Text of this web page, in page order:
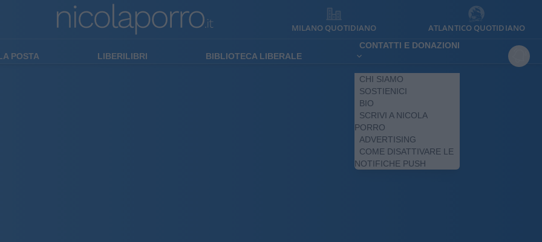
MILANO QUOTIDIANO ATLANTICO QUOTIDIANO
POSTA LIBERILIBRI BIBLIOTECA LIBERALE
CONTATTI E DONAZIONI
CHI SIAMO
SOSTIENICI
BIO
SCRIVI A NICOLA
PORRO
ADVERTISING
COME DISATTIVARE LE
NOTIFICHE PUSH